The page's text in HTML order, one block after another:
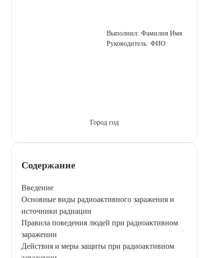
Выполнил: Фамилия Имя
Руководитель: ФИО
Город год
Содержание
Введение
Основные виды радиоактивного заражения и
источники радиации
Правила поведения людей при радиоактивном
заражении
Действия и меры защиты при радиоактивном